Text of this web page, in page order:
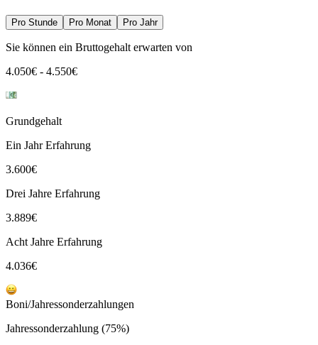
Pro Stunde Pro Monat Pro Jahr
Sie können ein Bruttogehalt erwarten von
4.050€ - 4.550€
Grundgehalt
Ein Jahr Erfahrung
3.600€
Drei Jahre Erfahrung
3.889€
Acht Jahre Erfahrung
4.036€
Boni/Jahressonderzahlungen
Jahressonderzahlung (75%)